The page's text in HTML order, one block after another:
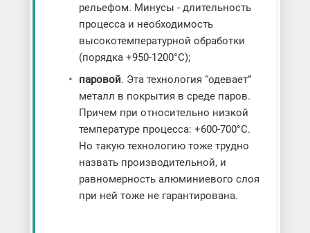
рельефом. Минусы - длительность
процесса и необходимость
высокотемпературной обработки
(порядка +950-1200°C);
паровой. Эта технология “одевает”
металл в покрытия в среде паров.
Причем при относительно низкой
температуре процесса: +600-700°C.
Но такую технологию тоже трудно
назвать производительной, и
равномерность алюминиевого слоя
при ней тоже не гарантирована.